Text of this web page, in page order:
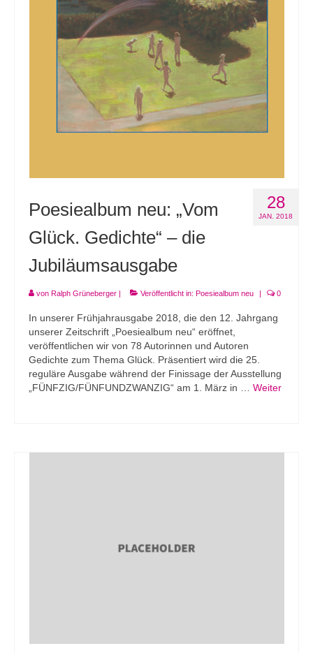
Neuerscheinungen von Mitgliedern
Ausschreibungen
Leipziger Lyrikbibliothek
Lyrikschaufenster im Literaturhaus Leipzig
28
JAN. 2018
Poesiealbum neu: „Vom
Glück. Gedichte“ – die
Jubiläumsausgabe
von Ralph Grüneberger | Veröffentlicht in: Poesiealbum neu | 0
In unserer Frühjahrausgabe 2018, die den 12. Jahrgang
unserer Zeitschrift „Poesiealbum neu“ eröffnet,
veröffentlichen wir von 78 Autorinnen und Autoren
Gedichte zum Thema Glück. Präsentiert wird die 25.
reguläre Ausgabe während der Finissage der Ausstellung
„FÜNFZIG/FÜNFUNDZWANZIG“ am 1. März in … Weiter